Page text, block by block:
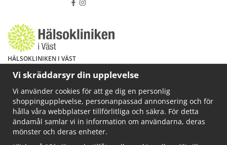
HÄLSOKLINIKEN I VÄST
Har du hälsoproblem? Fråga mig!
info@ahkliniken.se eller ring 070-622 85 65
Läs gärna mer på www.ahkliniken.se
Vi skräddarsyr din upplevelse
Vi använder cookies för att ge dig en personlig
shoppingupplevelse, personanpassad annonsering och för
hålla våra webbplatser tillförlitliga och säkra. För detta
ändamål samlar vi in information om användarna, deras
mönster och deras enheter.